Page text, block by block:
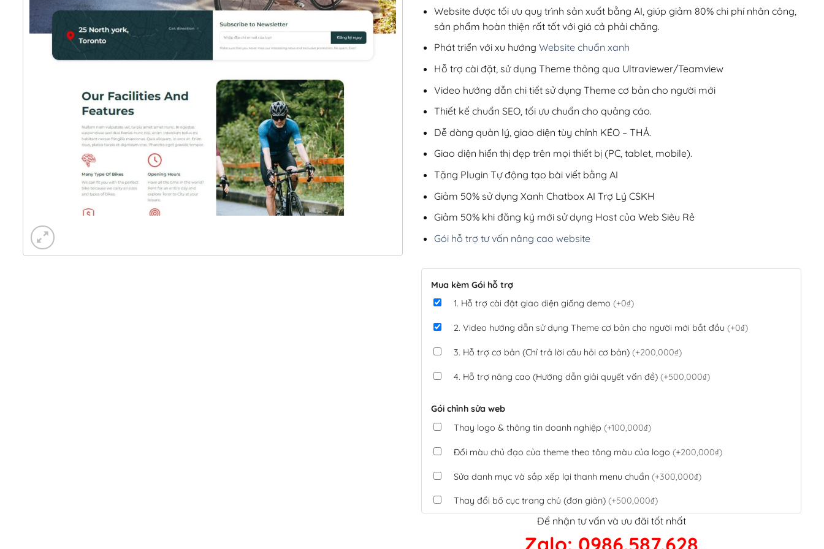
220,000₫.
Website được tối ưu quy trình sản xuất bằng AI, giúp giảm 80% chi phí nhân công,
sản phẩm hoàn thiện rất tốt với giá cả phải chăng.
Phát triển với xu hướng Website chuẩn xanh
Hỗ trợ cài đặt, sử dụng Theme thông qua Ultraviewer/Teamview
Video hướng dẫn chi tiết sử dụng Theme cơ bản cho người mới
Thiết kế chuẩn SEO, tối ưu chuẩn cho quảng cáo.
Dễ dàng quản lý, giao diện tùy chỉnh KÉO – THẢ.
Giao diện hiển thị đẹp trên mọi thiết bị (PC, tablet, mobile).
Tặng Plugin Tự động tạo bài viết bằng AI
Giảm 50% sử dụng Xanh Chatbox AI Trợ Lý CSKH
Giảm 50% khi đăng ký mới sử dụng Host của Web Siêu Rẻ
Gói hỗ trợ tư vấn nâng cao website
Mua kèm Gói hỗ trợ
1. Hỗ trợ cài đặt giao diện giống demo (+0₫)
2. Video hướng dẫn sử dụng Theme cơ bản cho người mới bắt đầu (+0₫)
3. Hỗ trợ cơ bản (Chỉ trả lời câu hỏi cơ bản) (+200,000₫)
4. Hỗ trợ nâng cao (Hướng dẫn giải quyết vấn đề) (+500,000₫)
Gói chỉnh sửa web
Thay logo & thông tin doanh nghiệp (+100,000₫)
Đổi màu chủ đạo của theme theo tông màu của logo (+200,000₫)
Sửa danh mục và sắp xếp lại thanh menu chuẩn (+300,000₫)
Thay đổi bố cục trang chủ (đơn giản) (+500,000₫)
Tích hợp thanh toán QR Code ngân hàng(+100,000₫)
Để nhận tư vấn và ưu đãi tốt nhất
Zalo: 0986.587.628